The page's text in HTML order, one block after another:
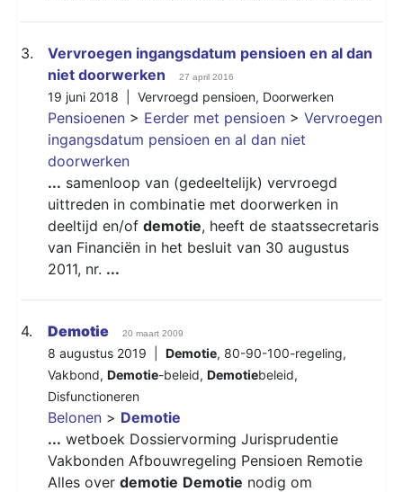
3.
Vervroegen ingangsdatum pensioen en al dan
niet doorwerken
27 april 2016
19 juni 2018 | Vervroegd pensioen, Doorwerken
Pensioenen > Eerder met pensioen > Vervroegen
ingangsdatum pensioen en al dan niet
doorwerken
... samenloop van (gedeeltelijk) vervroegd
uittreden in combinatie met doorwerken in
deeltijd en/of demotie, heeft de staatssecretaris
van Financiën in het besluit van 30 augustus
2011, nr. ...
4. Demotie 20 maart 2009
8 augustus 2019 | Demotie, 80-90-100-regeling,
Vakbond, Demotie-beleid, Demotiebeleid,
Disfunctioneren
Belonen > Demotie
... wetboek Dossiervorming Jurisprudentie
Vakbonden Afbouwregeling Pensioen Remotie
Alles over demotie Demotie nodig om